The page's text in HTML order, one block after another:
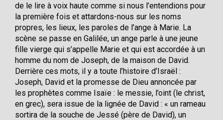
de le lire à voix haute comme si nous l’entendions pour
la première fois et attardons-nous sur les noms
propres, les lieux, les paroles de l’ange à Marie. La
scène se passe en Galilée, un ange parle à une jeune
fille vierge qui s’appelle Marie et qui est accordée à un
homme du nom de Joseph, de la maison de David.
Derrière ces mots, il y a toute l’histoire d’Israël :
Joseph, David et la promesse de Dieu annoncée par
les prophètes comme Isaïe : le messie, l’oint (le christ,
en grec), sera issue de la lignée de David : « un rameau
sortira de la souche de Jessé (père de David), un